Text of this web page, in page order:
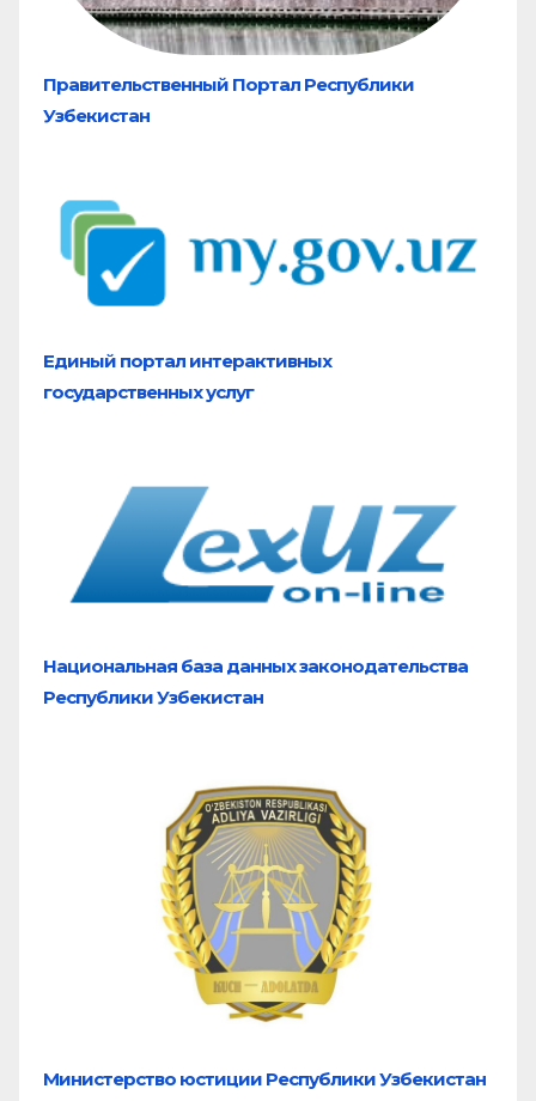
Правительственный Портал Республики
Узбекистан
Единый портал интерактивных
государственных услуг
Национальная база данных законодательства
Республики Узбекистан
Министерство юстиции Республики Узбекистан